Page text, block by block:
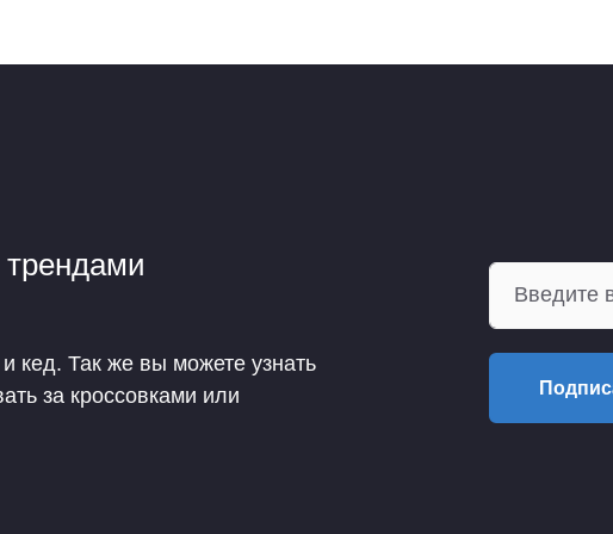
кед. Так же вы можете узнать
за кроссовками или